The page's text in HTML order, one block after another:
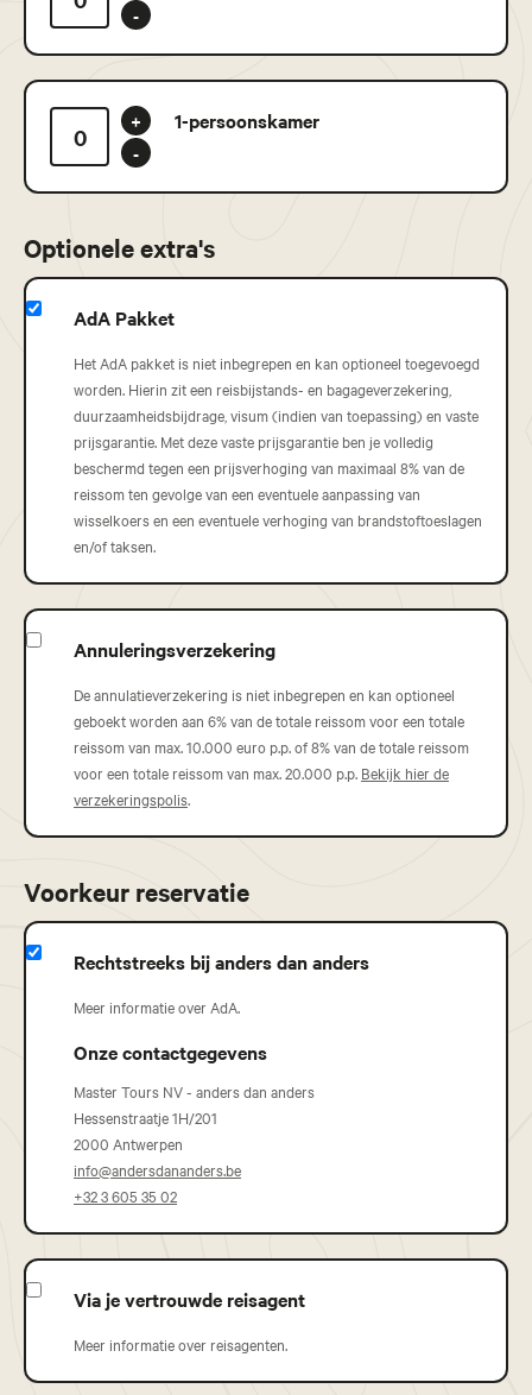
-
+
-
1-persoonskamer
Optionele extra's
AdA Pakket
Het AdA pakket is niet inbegrepen en kan optioneel toegevoegd
worden. Hierin zit een reisbijstands- en bagageverzekering,
duurzaamheidsbijdrage, visum (indien van toepassing) en vaste
prijsgarantie. Met deze vaste prijsgarantie ben je volledig
beschermd tegen een prijsverhoging van maximaal 8% van de
reissom ten gevolge van een eventuele aanpassing van
wisselkoers en een eventuele verhoging van brandstoftoeslagen
en/of taksen.
Annuleringsverzekering
De annulatieverzekering is niet inbegrepen en kan optioneel
geboekt worden aan 6% van de totale reissom voor een totale
reissom van max. 10.000 euro p.p. of 8% van de totale reissom
voor een totale reissom van max. 20.000 p.p. Bekijk hier de
verzekeringspolis.
Voorkeur reservatie
Rechtstreeks bij anders dan anders
Meer informatie over AdA.
Onze contactgegevens
Master Tours NV - anders dan anders
Hessenstraatje 1H/201
2000 Antwerpen
info@andersdananders.be
+32 3 605 35 02
Via je vertrouwde reisagent
Meer informatie over reisagenten.